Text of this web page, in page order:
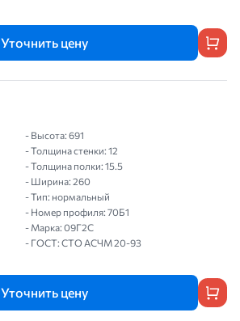
Уточнить цену
- Высота: 691
- Толщина стенки: 12
- Толщина полки: 15.5
- Ширина: 260
- Тип: нормальный
- Номер профиля: 70Б1
- Марка: 09Г2С
- ГОСТ: СТО АСЧМ 20-93
Уточнить цену